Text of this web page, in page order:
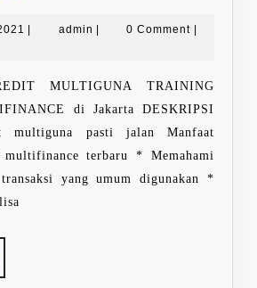
KREDIT
Januari
| admin admin
| 0 Comment |
MULTIGUNA TRAINING
di Jakarta DESKRIPSI
multiguna pasti jalan Manfaat
terbaru * Memahami
yang umum digunakan *